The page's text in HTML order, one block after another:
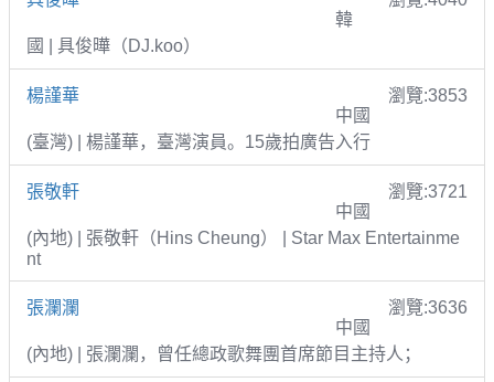
韓
國 | 具俊曄（DJ.koo）
楊謹華
瀏覽:3853
中國
(臺灣) | 楊謹華，臺灣演員。15歲拍廣告入行
張敬軒
瀏覽:3721
中國
(內地) | 張敬軒（Hins Cheung） | Star Max Entertainme
nt
張瀾瀾
瀏覽:3636
中國
(內地) | 張瀾瀾，曾任總政歌舞團首席節目主持人；